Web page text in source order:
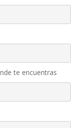
te encuentras